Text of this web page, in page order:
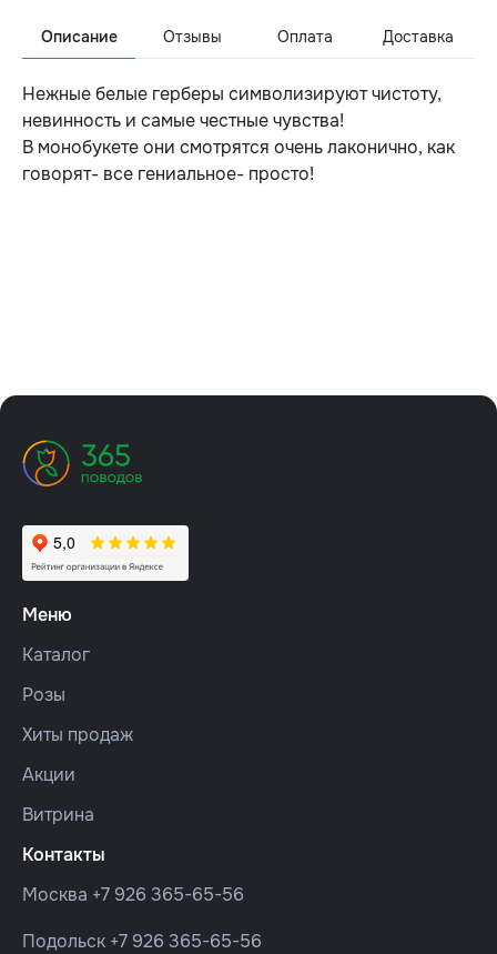
Описание Отзывы Оплата Доставка
Нежные белые герберы символизируют чистоту,
невинность и самые честные чувства!
В монобукете они смотрятся очень лаконично, как
говорят- все гениальное- просто!
Меню
Каталог
Розы
Хиты продаж
Акции
Витрина
Контакты
Москва +7 926 365-65-56
Подольск +7 926 365-65-56